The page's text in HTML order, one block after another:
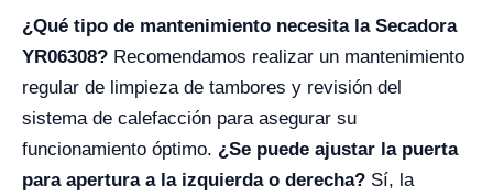
¿Qué tipo de mantenimiento necesita la Secadora
YR06308? Recomendamos realizar un mantenimiento
regular de limpieza de tambores y revisión del
sistema de calefacción para asegurar su
funcionamiento óptimo. ¿Se puede ajustar la puerta
para apertura a la izquierda o derecha? Sí, la